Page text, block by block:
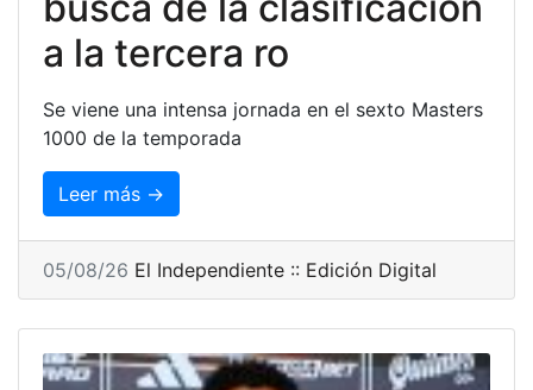
a la tercera ro
Se viene una intensa jornada en el sexto Masters
1000 de la temporada
Leer más →
05/08/26 El Independiente :: Edición Digital